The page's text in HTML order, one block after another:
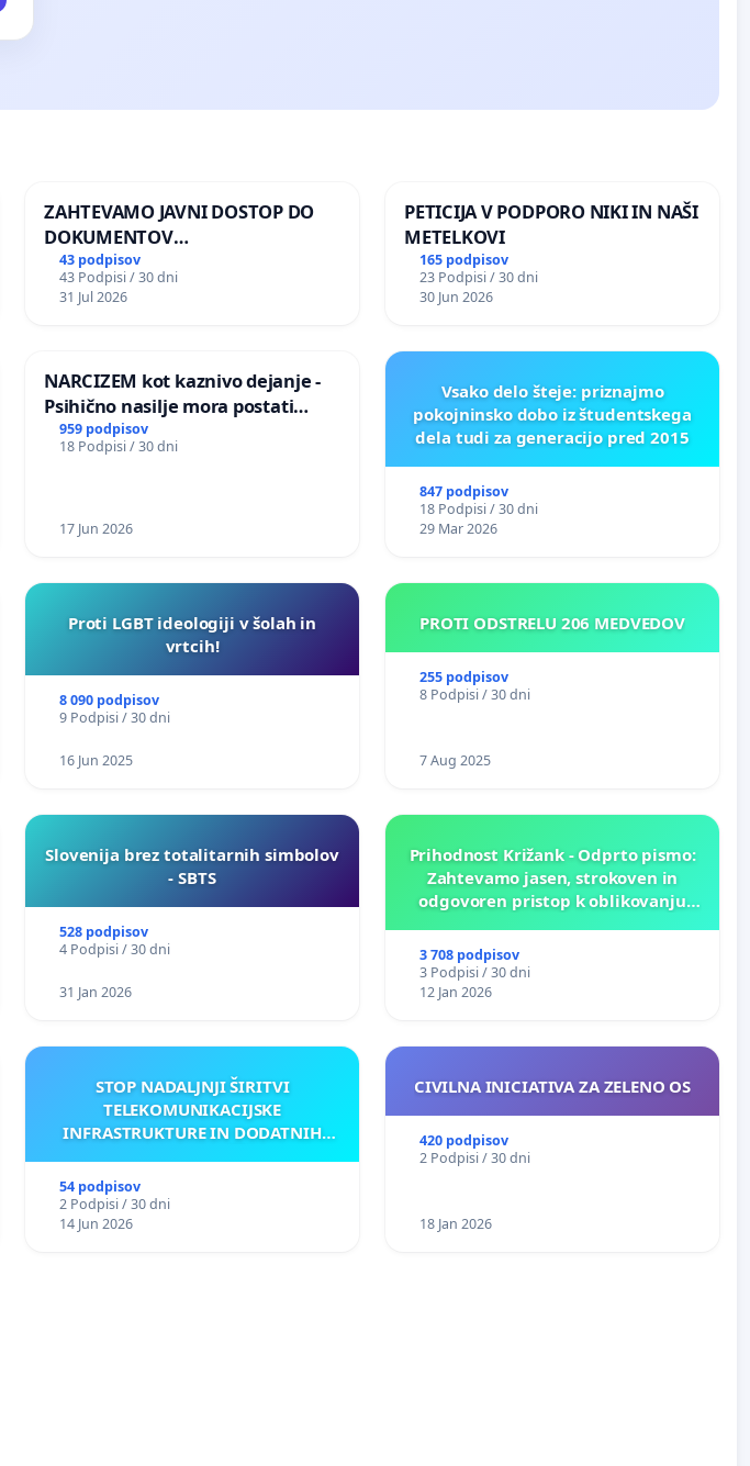
ZAHTEVAMO JAVNI DOSTOP DO
DOKUMENTOV
PARLAMENTARNIH
PREISKOVALNIH KOMISIJ O
ILEGALNI TRGOVINI Z OROŽJEM
43 podpisov
43 Podpisi / 30 dni
31 Jul 2026
PETICIJA V PODPORO NIKI IN NAŠI
METELKOVI
165 podpisov
23 Podpisi / 30 dni
30 Jun 2026
NARCIZEM kot kaznivo dejanje -
Psihično nasilje mora postati
enako prepoznano kot fizično
nasilje
959 podpisov
18 Podpisi / 30 dni
17 Jun 2026
Vsako delo šteje: priznajmo
pokojninsko dobo iz študentskega
dela tudi za generacijo pred 2015
847 podpisov
18 Podpisi / 30 dni
29 Mar 2026
Proti LGBT ideologiji v šolah in
vrtcih!
8 090 podpisov
9 Podpisi / 30 dni
16 Jun 2025
PROTI ODSTRELU 206 MEDVEDOV
255 podpisov
8 Podpisi / 30 dni
7 Aug 2025
Slovenija brez totalitarnih simbolov
- SBTS
528 podpisov
4 Podpisi / 30 dni
31 Jan 2026
Prihodnost Križank - Odprto pismo:
Zahtevamo jasen, strokoven in
odgovoren pristop k oblikovanju
3 708 podpisov
3 Podpisi / 30 dni
12 Jan 2026
STOP NADALJNJI ŠIRITVI
TELEKOMUNIKACIJSKE
INFRASTRUKTURE IN DODATNIH
54 podpisov
2 Podpisi / 30 dni
14 Jun 2026
CIVILNA INICIATIVA ZA ZELENO OS
420 podpisov
2 Podpisi / 30 dni
18 Jan 2026